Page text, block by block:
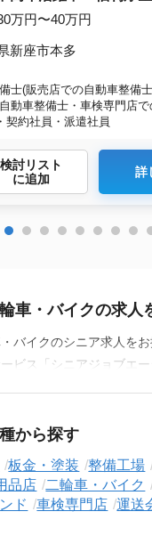
万円〜40万円
新座市本多
士(販売店での自動車整備
動車整備士・車検専門店
契約社員・派遣社員
検討リスト
に追加
詳
車・バイクの求人
バイクのシニア求人を
ビス「シニアジョブエ
ポートします。この求人
だけの非公開求人です。
から探す
板金・塗装 整備工場
品店
二輪車・バイク
ド
車検専門店 運送